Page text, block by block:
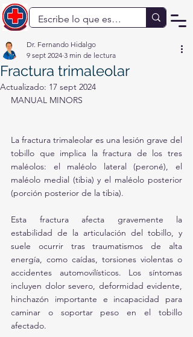
Fractura trimaleolar
Dr. Fernando Hidalgo
9 sept 2024 3 min de lectura
Actualizado: 17 sept 2024
MANUAL MINORS
La fractura trimaleolar es una lesión grave del
tobillo que implica la fractura de los tres
maléolos: el maléolo lateral (peroné), el
maléolo medial (tibia) y el maléolo posterior
(porción posterior de la tibia).
Esta fractura afecta gravemente la
estabilidad de la articulación del tobillo, y
suele ocurrir tras traumatismos de alta
energía, como caídas, torsiones violentas o
accidentes automovilísticos. Los síntomas
incluyen dolor severo, deformidad evidente,
hinchazón importante e incapacidad para
caminar o soportar peso en el tobillo
afectado.